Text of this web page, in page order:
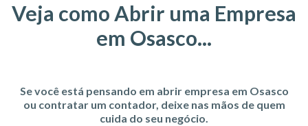
Veja como Abrir uma Empresa
em Osasco...
Se você está pensando em abrir empresa em Osasco
ou contratar um contador, deixe nas mãos de quem
cuida do seu negócio.